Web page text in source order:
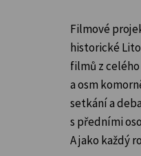
Filmové
historické
filmů z
a osm
setkání a
s předními
A jako každý